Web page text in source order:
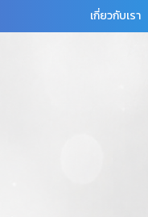
เกี่ยวกับเรา